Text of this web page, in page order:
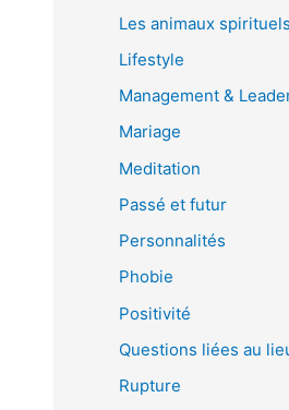
Les animaux spirituels
Lifestyle
Management &
Mariage
Meditation
Passé et futur
Personnalités
Phobie
Positivité
Questions liées au
Rupture